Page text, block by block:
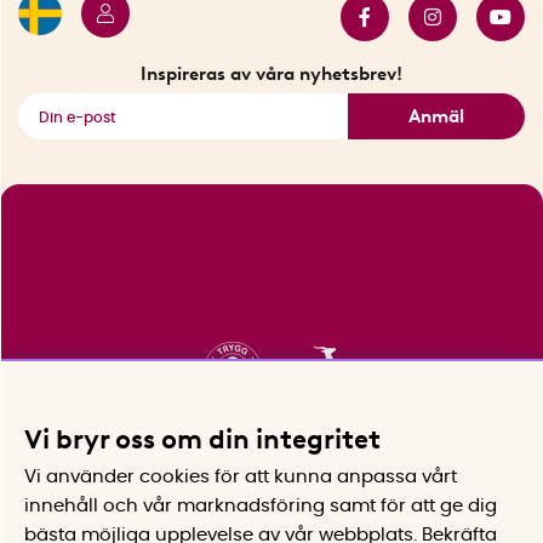
Inspireras av våra nyhetsbrev!
Anmäl
Vi bryr oss om din integritet
Vi använder cookies för att kunna anpassa vårt
innehåll och vår marknadsföring samt för att ge dig
bästa möjliga upplevelse av vår webbplats.
Bekräfta